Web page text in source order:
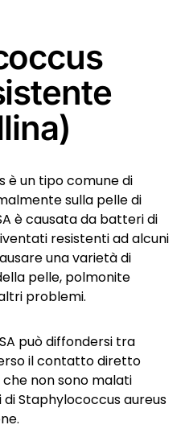
è un tipo comune di
sulla pelle di
è causata da batteri di
resistenti ad alcuni
una varietà di
pelle, polmonite
problemi.
può diffondersi tra
il contatto diretto
non sono malati
Staphylococcus aureus